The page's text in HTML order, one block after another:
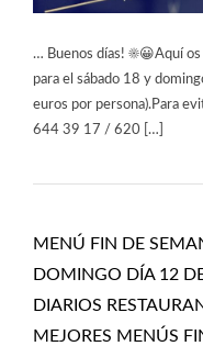
… Buenos días! ☀️😀Aquí os
para el sábado 18 y
euros por persona).Para
644 39 17 / 620 […]
MENÚ FIN DE
DOMINGO DÍA 12
DIARIOS
MEJORES MENÚS